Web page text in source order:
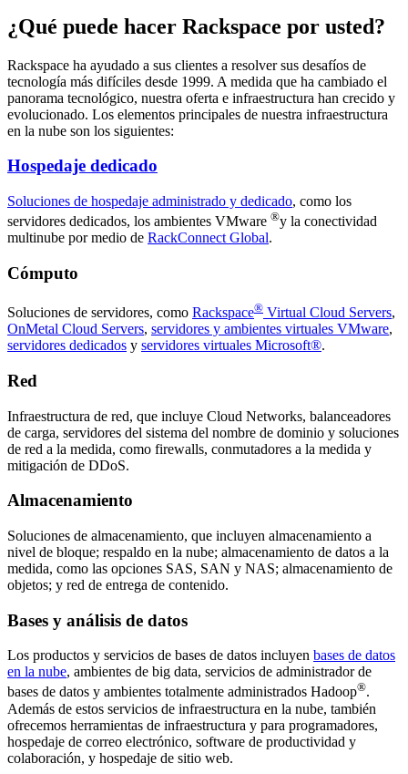
¿Qué puede hacer Rackspace por usted?
Rackspace ha ayudado a sus clientes a resolver sus desafíos de
tecnología más difíciles desde 1999. A medida que ha cambiado el
panorama tecnológico, nuestra oferta e infraestructura han crecido y
evolucionado. Los elementos principales de nuestra infraestructura
en la nube son los siguientes:
Hospedaje dedicado
Soluciones de hospedaje administrado y dedicado, como los
servidores dedicados, los ambientes VMware ®y la conectividad
multinube por medio de RackConnect Global.
Cómputo
Soluciones de servidores, como Rackspace® Virtual Cloud Servers,
OnMetal Cloud Servers, servidores y ambientes virtuales VMware,
servidores dedicados y servidores virtuales Microsoft®.
Red
Infraestructura de red, que incluye Cloud Networks, balanceadores
de carga, servidores del sistema del nombre de dominio y soluciones
de red a la medida, como firewalls, conmutadores a la medida y
mitigación de DDoS.
Almacenamiento
Soluciones de almacenamiento, que incluyen almacenamiento a
nivel de bloque; respaldo en la nube; almacenamiento de datos a la
medida, como las opciones SAS, SAN y NAS; almacenamiento de
objetos; y red de entrega de contenido.
Bases y análisis de datos
Los productos y servicios de bases de datos incluyen bases de datos
en la nube, ambientes de big data, servicios de administrador de
bases de datos y ambientes totalmente administrados Hadoop®.
Además de estos servicios de infraestructura en la nube, también
ofrecemos herramientas de infraestructura y para programadores,
hospedaje de correo electrónico, software de productividad y
colaboración, y hospedaje de sitio web.